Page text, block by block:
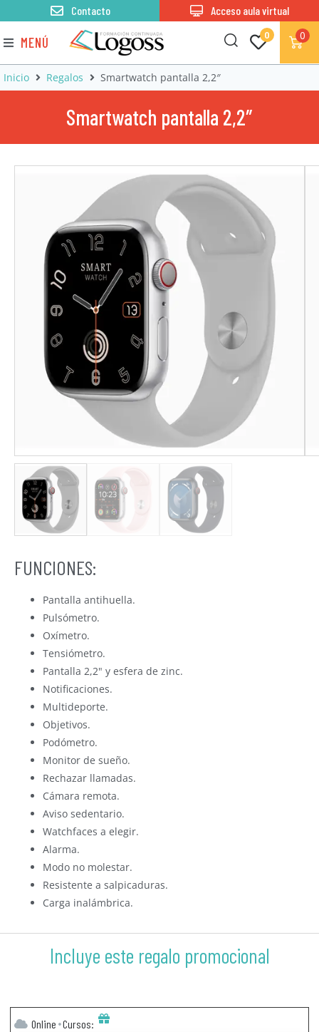
MENÚ 0 0
Contacto Acceso aula virtual
Inicio Regalos Smartwatch pantalla 2,2″
Smartwatch pantalla 2,2″
FUNCIONES:
Pantalla antihuella.
Pulsómetro.
Oxímetro.
Tensiómetro.
Pantalla 2,2" y esfera de zinc.
Notificaciones.
Multideporte.
Objetivos.
Podómetro.
Monitor de sueño.
Rechazar llamadas.
Cámara remota.
Aviso sedentario.
Watchfaces a elegir.
Alarma.
Modo no molestar.
Resistente a salpicaduras.
Carga inalámbrica.
Incluye este regalo promocional
Online Cursos: